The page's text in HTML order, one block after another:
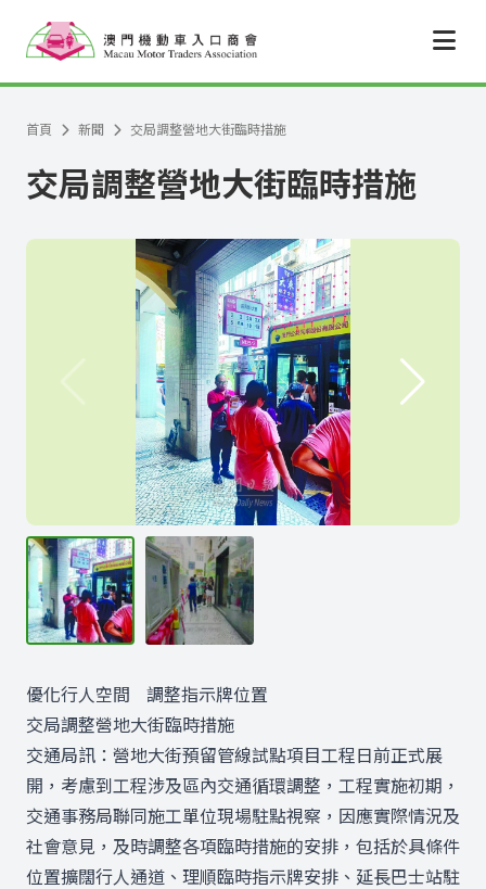
首頁 新聞 交局調整營地大街臨時措施
交局調整營地大街臨時措施
優化行人空間 調整指示牌位置
交局調整營地大街臨時措施
交通局訊：營地大街預留管線試點項目工程日前正式展
開，考慮到工程涉及區內交通循環調整，工程實施初期，
交通事務局聯同施工單位現場駐點視察，因應實際情況及
社會意見，及時調整各項臨時措施的安排，包括於具條件
位置擴闊行人通道、理順臨時指示牌安排、延長巴士站駐